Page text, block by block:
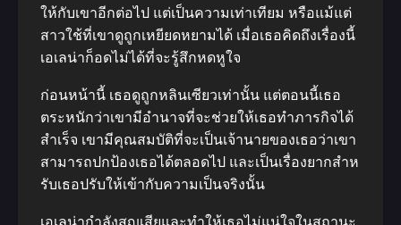
ให้กับเขาอีกต่อไป แต่เป็นความเท่าเทียม หรือแม้แต่
สาวใช้ที่เขาดูถูกเหยียดหยามได้ เมื่อเธอคิดถึงเรื่องนี้
เอเลน่าก็อดไม่ได้ที่จะรู้สึกหดหูใจ
ก่อนหน้านี้ เธอดูถูกหลินเซียวเท่านั้น แต่ตอนนี้เธอ
ตระหนักว่าเขามีอํานาจที่จะช่วยให้เธอทําภารกิจได้
สําเร็จ เขามีคุณสมบัติที่จะเป็นเจ้านายของเธอว่าเขา
สามารถปกป้องเธอได้ตลอดไป และเป็นเรื่องยากสําห
รับเธอปรับให้เข้ากับความเป็นจริงนั้น